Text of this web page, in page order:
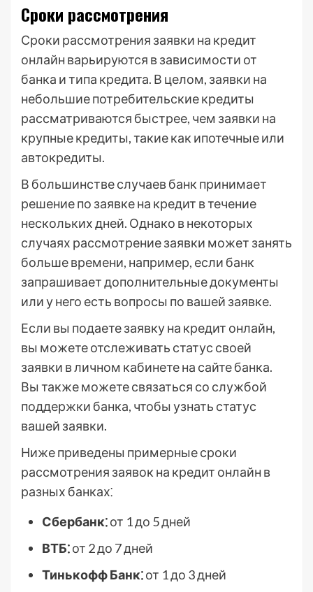
Сроки рассмотрения
Сроки рассмотрения заявки на кредит
онлайн варьируются в зависимости от
банка и типа кредита. В целом, заявки на
небольшие потребительские кредиты
рассматриваются быстрее, чем заявки на
крупные кредиты, такие как ипотечные или
автокредиты.
В большинстве случаев банк принимает
решение по заявке на кредит в течение
нескольких дней. Однако в некоторых
случаях рассмотрение заявки может занять
больше времени, например, если банк
запрашивает дополнительные документы
или у него есть вопросы по вашей заявке.
Если вы подаете заявку на кредит онлайн,
вы можете отслеживать статус своей
заявки в личном кабинете на сайте банка.
Вы также можете связаться со службой
поддержки банка, чтобы узнать статус
вашей заявки.
Ниже приведены примерные сроки
рассмотрения заявок на кредит онлайн в
разных банках⁚
Сбербанк⁚от 1 до 5 дней
ВТБ⁚от 2 до 7 дней
Тинькофф Банк⁚от 1 до 3 дней